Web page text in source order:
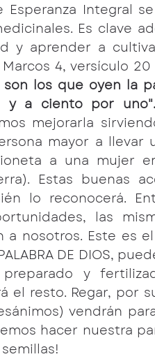
Integral
Es clave
y aprender a
4, versículo 20
los que oyen la
y a ciento por uno".
mejorarla
mayor a llevar
a una mujer
Estas buenas
lo reconocerá.
las
a nosotros. Este es
DE DIOS,
y
el resto. Regar, por
vendrán
hacer nuestra